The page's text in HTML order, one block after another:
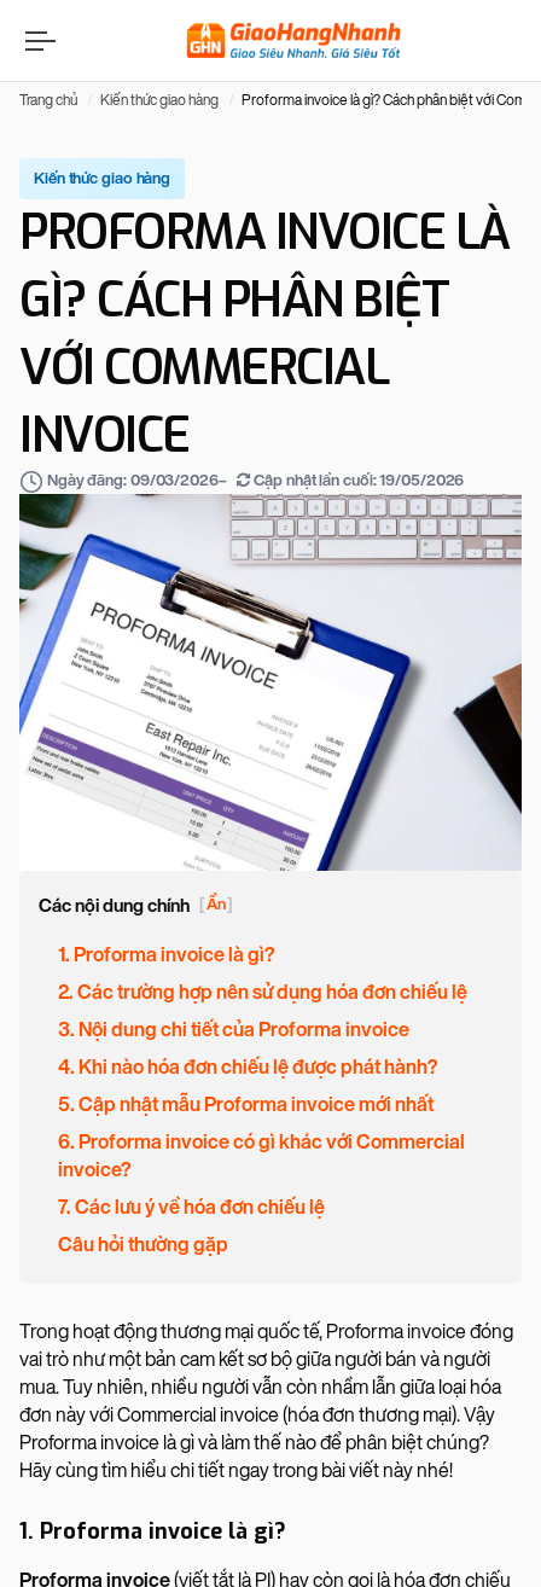
Trang chủ Kiến thức giao hàng Proforma invoice là gì? Cách phân biệt với
Kiến thức giao hàng
PROFORMA INVOICE LÀ
GÌ? CÁCH PHÂN BIỆT
VỚI COMMERCIAL
INVOICE
Ngày đăng: 09/03/2026– Cập nhật lần cuối:19/05/2026
Các nội dung chính [Ẩn]
1. Proforma invoice là gì?
2. Các trường hợp nên sử dụng hóa đơn chiếu lệ
3. Nội dung chi tiết của Proforma invoice
4. Khi nào hóa đơn chiếu lệ được phát hành?
5. Cập nhật mẫu Proforma invoice mới nhất
6. Proforma invoice có gì khác với Commercial
invoice?
7. Các lưu ý về hóa đơn chiếu lệ
Câu hỏi thường gặp
Trong hoạt động thương mại quốc tế, Proforma invoice đóng
vai trò như một bản cam kết sơ bộ giữa người bán và người
mua. Tuy nhiên, nhiều người vẫn còn nhầm lẫn giữa loại hóa
đơn này với Commercial invoice (hóa đơn thương mại). Vậy
Proforma invoice là gì và làm thế nào để phân biệt chúng?
Hãy cùng tìm hiểu chi tiết ngay trong bài viết này nhé!
1. Proforma invoice là gì?
Proforma invoice(viết tắt là PI) hay còn gọi là hóa đơn chiếu